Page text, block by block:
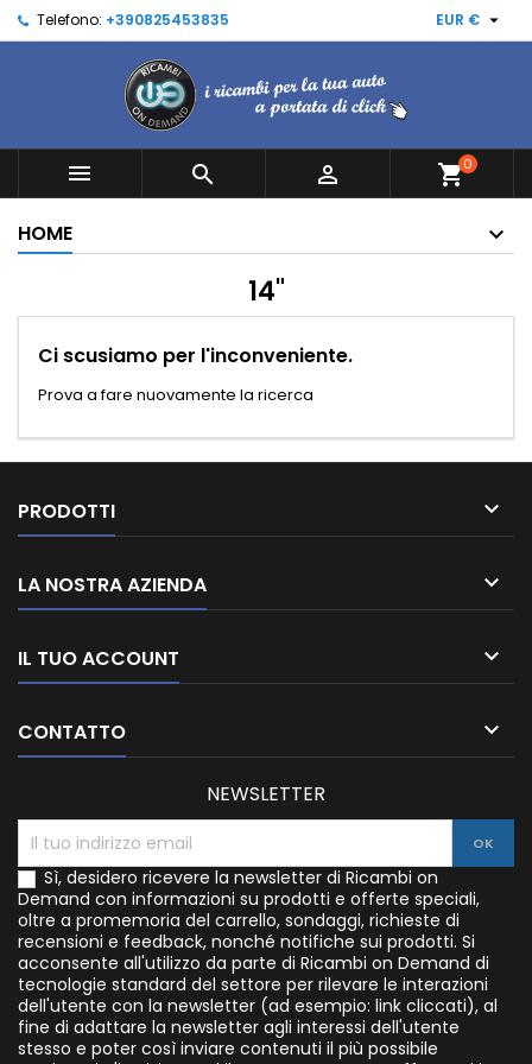
Telefono: +390825453835 EUR € 
   shopping_cart0
HOME
14"
Ci scusiamo per l'inconveniente.
Prova a fare nuovamente la ricerca
PRODOTTI 
LA NOSTRA AZIENDA 
IL TUO ACCOUNT 
CONTATTO 
NEWSLETTER
Sì, desidero ricevere la newsletter di Ricambi on
Demand con informazioni su prodotti e offerte speciali,
oltre a promemoria del carrello, sondaggi, richieste di
recensioni e feedback, nonché notifiche sui prodotti. Si
acconsente all'utilizzo da parte di Ricambi on Demand di
tecnologie standard del settore per rilevare le interazioni
dell'utente con la newsletter (ad esempio: link cliccati), al
fine di adattare la newsletter agli interessi dell'utente
stesso e poter così inviare contenuti il più possibile